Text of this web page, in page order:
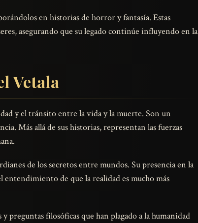
en historias de horror y fantasía. Estas
asegurando que su legado continúe influyendo en la
Vetala
y el tránsito entre la vida y la muerte. Son un
Más allá de sus historias, representan las fuerzas
de los secretos entre mundos. Su presencia en la
de que la realidad es mucho más
preguntas filosóficas que han plagado a la humanidad